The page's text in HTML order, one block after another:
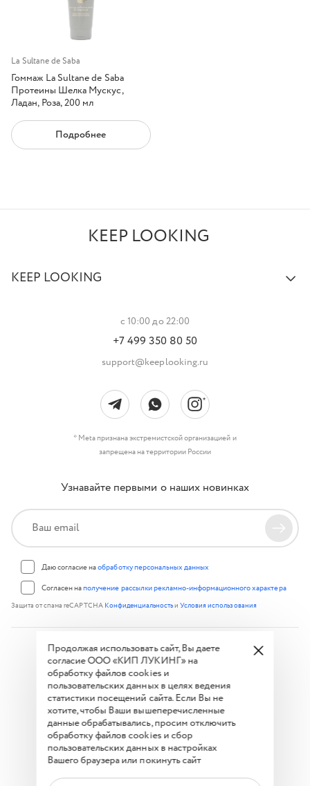
La Sultane de Saba
Гоммаж La Sultane de Saba
Протеины Шелка Мускус,
Ладан, Роза, 200 мл
Подробнее
KEEP LOOKING
KEEP LOOKING
с 10:00 до 22:00
+7 499 350 80 50
support@keeplooking.ru
* Meta признана экстремистской организацией и
запрещена на территории России
Узнавайте первыми о наших новинках
Даю согласие наобработку персональных данных
Согласен наполучение рассылки рекламно-информационного характера
Защита от спама reCAPTCHA КонфиденциальностьиУсловия использования
© 2026 Keep Looking Group. Все права защищены.
Политика конфиденциальности
Условия акции
Часто задаваемые вопросы
Способы оплаты:
Продолжая использовать сайт, Вы даете
согласие ООО «КИП ЛУКИНГ» на
обработку файлов cookies и
пользовательских данных в целях ведения
статистики посещений сайта. Если Вы не
хотите, чтобы Ваши вышеперечисленные
данные обрабатывались, просим отключить
обработку файлов cookies и сбор
пользовательских данных в настройках
Вашего браузера или покинуть сайт